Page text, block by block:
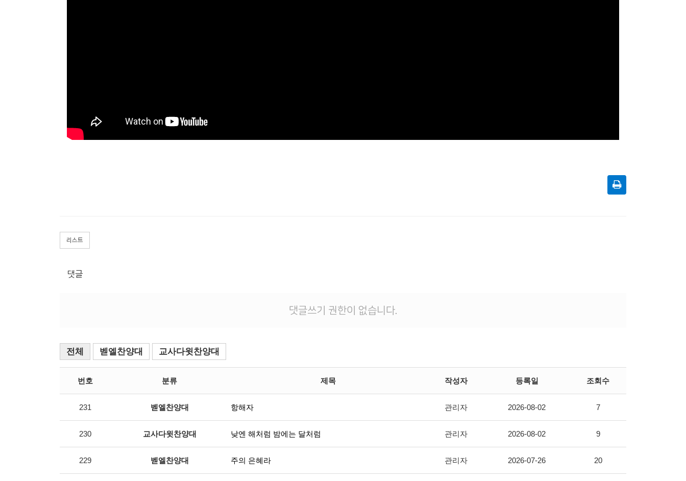
리스트
댓글
댓글쓰기 권한이 없습니다.
전체 벧엘찬양대 교사다윗찬양대
번호 분류 제목 작성자 등록일 조회수
231 벧엘찬양대 항해자 관리자 2026-08-02 7
230 교사다윗찬양대 낮엔 해처럼 밤에는 달처럼 관리자 2026-08-02 9
229 벧엘찬양대 주의 은혜라 관리자 2026-07-26 20